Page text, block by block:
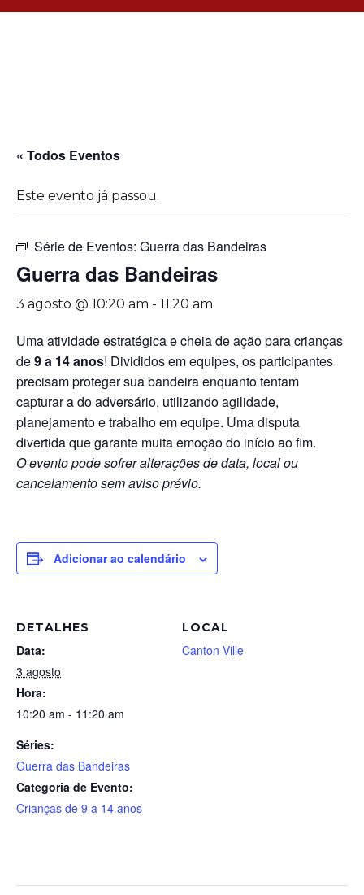
« Todos Eventos
Este evento já passou.
Série de Eventos: Guerra das Bandeiras
Guerra das Bandeiras
3 agosto @ 10:20 am - 11:20 am
Uma atividade estratégica e cheia de ação para crianças
de9 a 14 anos! Divididos em equipes, os participantes
precisam proteger sua bandeira enquanto tentam
capturar a do adversário, utilizando agilidade,
planejamento e trabalho em equipe. Uma disputa
divertida que garante muita emoção do início ao fim.
O evento pode sofrer alterações de data, local ou
cancelamento sem aviso prévio.
Adicionar ao calendário
DETALHES
Data:
3 agosto
Hora:
10:20 am - 11:20 am
Séries:
Guerra das Bandeiras
Categoria de Evento:
Crianças de 9 a 14 anos
LOCAL
Canton Ville